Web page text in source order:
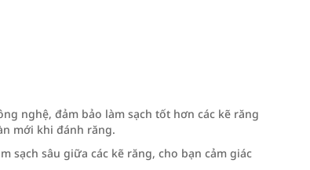
nghệ, đảm bảo làm sạch tốt hơn các kẽ răng
mới khi đánh răng.
sạch sâu giữa các kẽ răng, cho bạn cảm giác